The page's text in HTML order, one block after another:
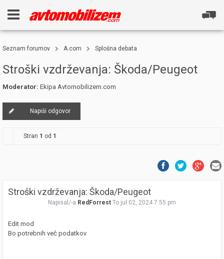
Seznam forumov A.com Splošna debata
Stroški vzdrževanja: Škoda/Peugeot
Moderator: Ekipa Avtomobilizem.com
Napiši odgovor
Stran 1 od 1
Stroški vzdrževanja: Škoda/Peugeot
Napisal/-a RedForrest To jul 02, 2024 7:55 pm
Edit mod
Bo potrebnih več podatkov